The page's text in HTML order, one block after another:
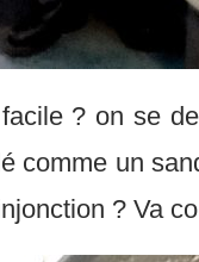
? on se
comme un
? Va